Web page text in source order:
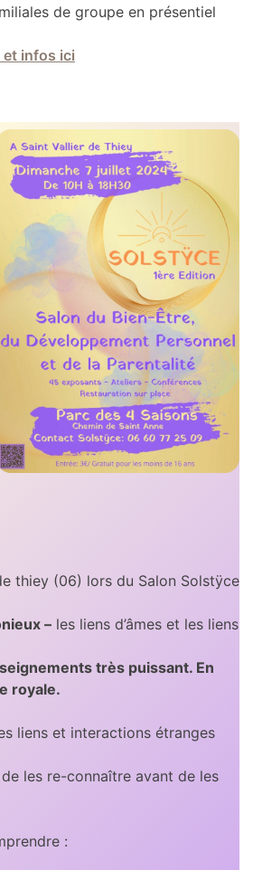
de groupe en présentiel
et infos ici
thiey (06) lors du Salon Solstÿce
– les liens d’âmes et les liens
très puissant. En
royale.
liens et interactions étranges
les re-connaître avant de les
: